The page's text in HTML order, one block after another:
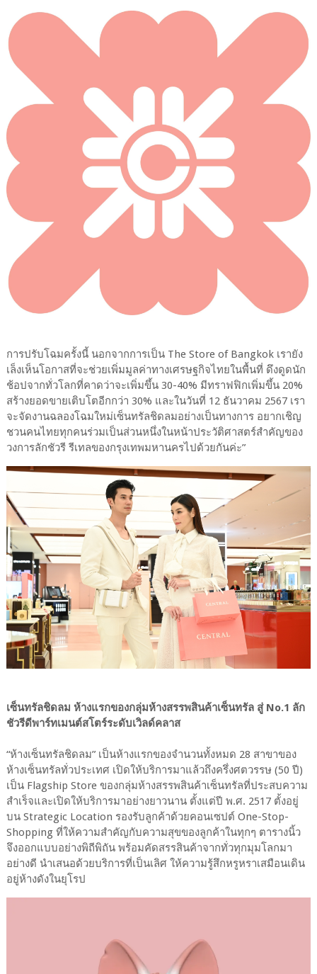
การปรับโฉมครั้งนี้ นอกจากการเป็น The Store of Bangkok เรายัง
เล็งเห็นโอกาสที่จะช่วยเพิ่มมูลค่าทางเศรษฐกิจไทยในพื้นที่ ดึงดูดนัก
ช้อปจากทั่วโลกที่คาดว่าจะเพิ่มขึ้น 30-40% มีทราฟฟิกเพิ่มขึ้น 20%
สร้างยอดขายเติบโตอีกกว่า 30% และในวันที่ 12 ธันวาคม 2567 เรา
จะจัดงานฉลองโฉมใหม่เซ็นทรัลชิดลมอย่างเป็นทางการ อยากเชิญ
ชวนคนไทยทุกคนร่วมเป็นส่วนหนึ่งในหน้าประวัติศาสตร์สำคัญของ
วงการลักชัวรี รีเทลของกรุงเทพมหานครไปด้วยกันค่ะ”
เซ็นทรัลชิดลม ห้างแรกของกลุ่มห้างสรรพสินค้าเซ็นทรัล สู่ No.1 ลัก
ชัวรีดีพาร์ทเมนต์สโตร์ระดับเวิลด์คลาส
“ห้างเซ็นทรัลชิดลม” เป็นห้างแรกของจำนวนทั้งหมด 28 สาขาของ
ห้างเซ็นทรัลทั่วประเทศ เปิดให้บริการมาแล้วถึงครึ่งศตวรรษ (50 ปี)
เป็น Flagship Store ของกลุ่มห้างสรรพสินค้าเซ็นทรัลที่ประสบความ
สำเร็จและเปิดให้บริการมาอย่างยาวนาน ตั้งแต่ปี พ.ศ. 2517 ตั้งอยู่
บน Strategic Location รองรับลูกค้าด้วยคอนเซปต์ One-Stop-
Shopping ที่ให้ความสำคัญกับความสุขของลูกค้าในทุกๆ ตารางนิ้ว
จึงออกแบบอย่างพิถีพิถัน พร้อมคัดสรรสินค้าจากทั่วทุกมุมโลกมา
อย่างดี นำเสนอด้วยบริการที่เป็นเลิศ ให้ความรู้สึกหรูหราเสมือนเดิน
อยู่ห้างดังในยุโรป